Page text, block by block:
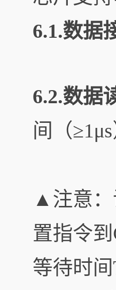
6.1.数据
6.2.数据
间（≥1μs
▲注意：
置指令
等待时